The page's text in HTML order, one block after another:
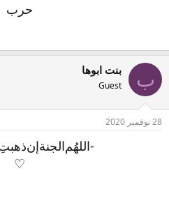
حرب
ب بنت ابوها
Guest
28 نوفمبر 2020
-
♡︎